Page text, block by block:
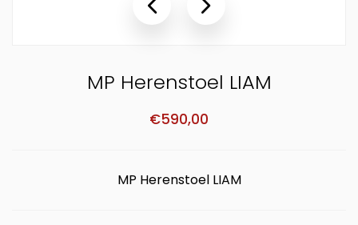
MP Herenstoel LIAM
€590,00
MP Herenstoel LIAM